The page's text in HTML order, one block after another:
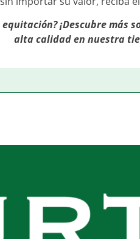
¡Descubre
alta calidad en nuestra